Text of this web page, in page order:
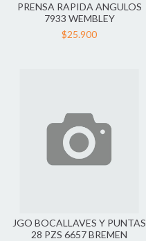
PRENSA RAPIDA ANGULOS
7933 WEMBLEY
$25.900
JGO BOCALLAVES Y PUNTAS
28 PZS 6657 BREMEN